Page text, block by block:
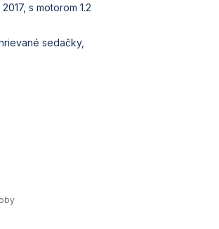
s motorom 1.2
sedačky,